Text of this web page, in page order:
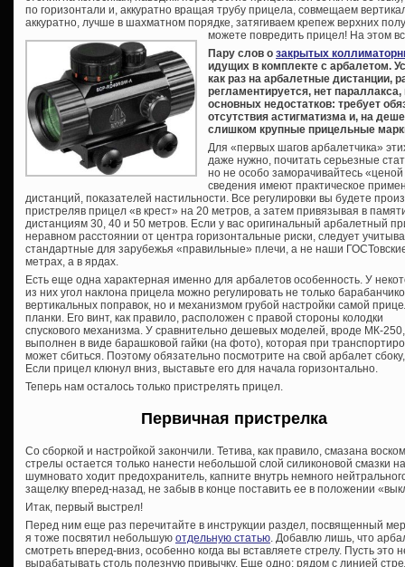
по горизонтали и, аккуратно вращая трубу прицела, совмещаем
аккуратно, лучше в шахматном порядке, затягиваем крепеж верхних
можете повредить прицел! На этом
Пару слов о закрытых
идущих в комплекте с арбалетом.
как раз на арбалетные дистанции,
регламентируется, нет
основных недостатков: требует
отсутствия астигматизма и, на
слишком крупные прицельные
Для «первых шагов арбалетчика»
даже нужно, почитать серьезные
но не особо заморачивайтесь
сведения имеют практическое
дистанций, показателей настильности. Все регулировки вы будете
пристреляв прицел «в крест» на 20 метров, а затем привязывая в
дистанциям 30, 40 и 50 метров. Если у вас оригинальный арбалетный
неравном расстоянии от центра горизонтальные риски, следует
стандартные для зарубежья «правильные» плечи, а не наши
метрах, а в ярдах.
Есть еще одна характерная именно для арбалетов особенность. У
из них угол наклона прицела можно регулировать не только
вертикальных поправок, но и механизмом грубой настройки самой
планки. Его винт, как правило, расположен с правой стороны колодки
спускового механизма. У сравнительно дешевых моделей, вроде МК-
выполнен в виде барашковой гайки (на фото), которая при
может сбиться. Поэтому обязательно посмотрите на свой арбалет
Если прицел клюнул вниз, выставьте его для начала горизонтально.
Теперь нам осталось только пристрелять прицел.
Первичная пристрелка
Со сборкой и настройкой закончили. Тетива, как правило, смазана
стрелы остается только нанести небольшой слой силиконовой смазки
шумновато ходит предохранитель, капните внутрь немного
защелку вперед-назад, не забыв в конце поставить ее в положении
Итак, первый выстрел!
Перед ним еще раз перечитайте в инструкции раздел, посвященный
я тоже посвятил небольшую отдельную статью. Добавлю лишь, что
смотреть вперед-вниз, особенно когда вы вставляете стрелу. Пусть это
вырабатывать столь полезную привычку. Еще одно: рядом с линией